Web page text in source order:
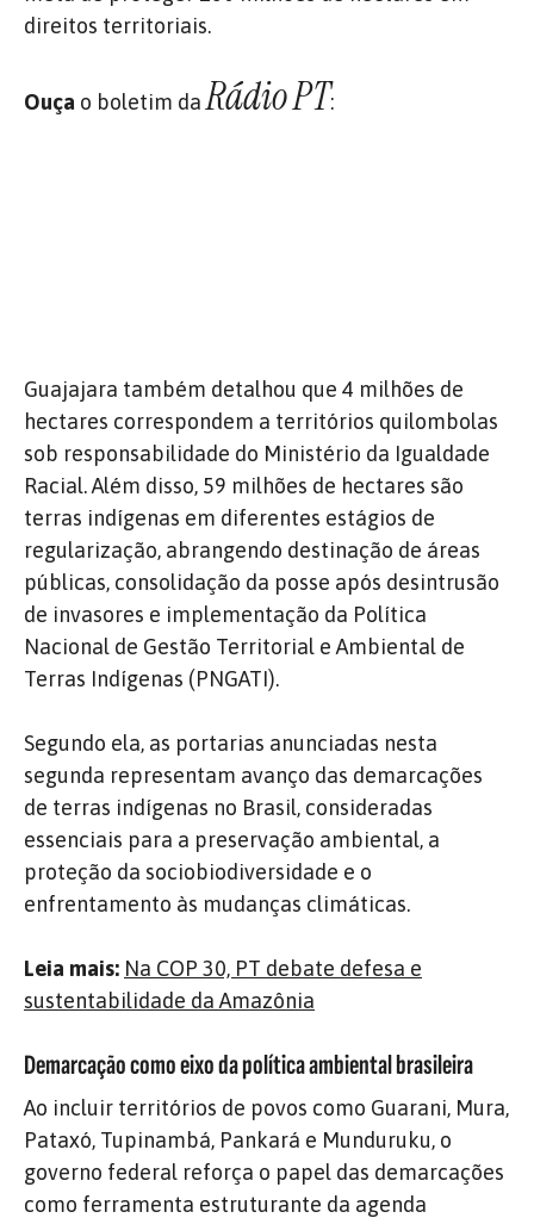
direitos territoriais.
Ouça o boletim da Rádio PT:
Guajajara também detalhou que 4 milhões de
hectares correspondem a territórios quilombolas
sob responsabilidade do Ministério da Igualdade
Racial. Além disso, 59 milhões de hectares são
terras indígenas em diferentes estágios de
regularização, abrangendo destinação de áreas
públicas, consolidação da posse após desintrusão
de invasores e implementação da Política
Nacional de Gestão Territorial e Ambiental de
Terras Indígenas (PNGATI).
Segundo ela, as portarias anunciadas nesta
segunda representam avanço das demarcações
de terras indígenas no Brasil, consideradas
essenciais para a preservação ambiental, a
proteção da sociobiodiversidade e o
enfrentamento às mudanças climáticas.
Leia mais: Na COP 30, PT debate defesa e
sustentabilidade da Amazônia
Demarcação como eixo da política ambiental brasileira
Ao incluir territórios de povos como Guarani, Mura,
Pataxó, Tupinambá, Pankará e Munduruku, o
governo federal reforça o papel das demarcações
como ferramenta estruturante da agenda